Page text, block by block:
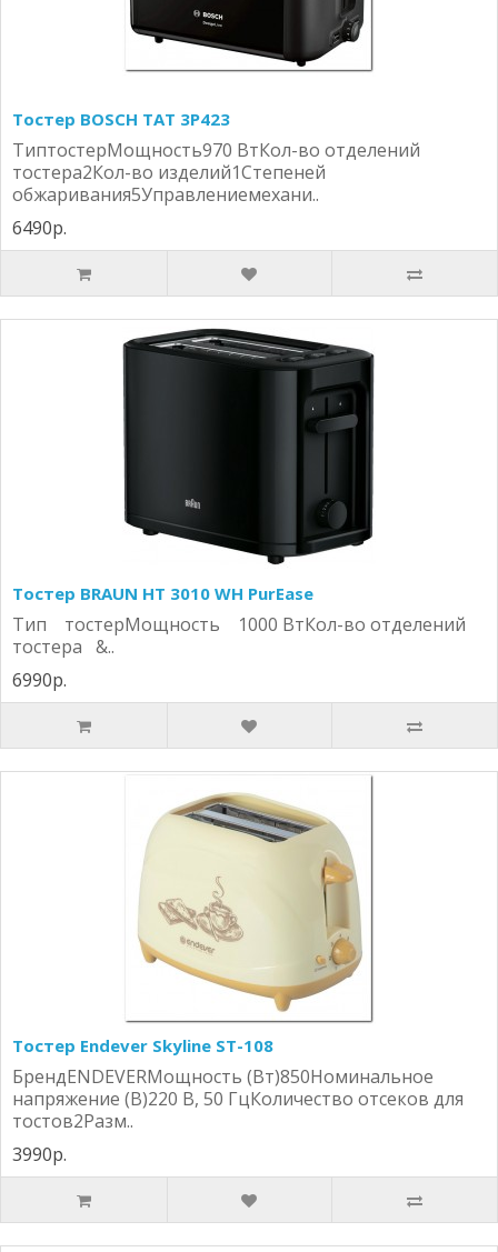
Тостер BOSCH TAT 3P423
ТиптостерМощность970 ВтКол-во отделений
тостера2Кол-во изделий1Степеней
обжаривания5Управлениемехани..
6490р.
Тостер BRAUN HT 3010 WH PurEase
Тип тостерМощность 1000 ВтКол-во отделений
тостера &..
6990р.
Тостер Endever Skyline ST-108
БрендENDEVERМощность (Вт)850Номинальное
напряжение (В)220 В, 50 ГцКоличество отсеков для
тостов2Разм..
3990р.